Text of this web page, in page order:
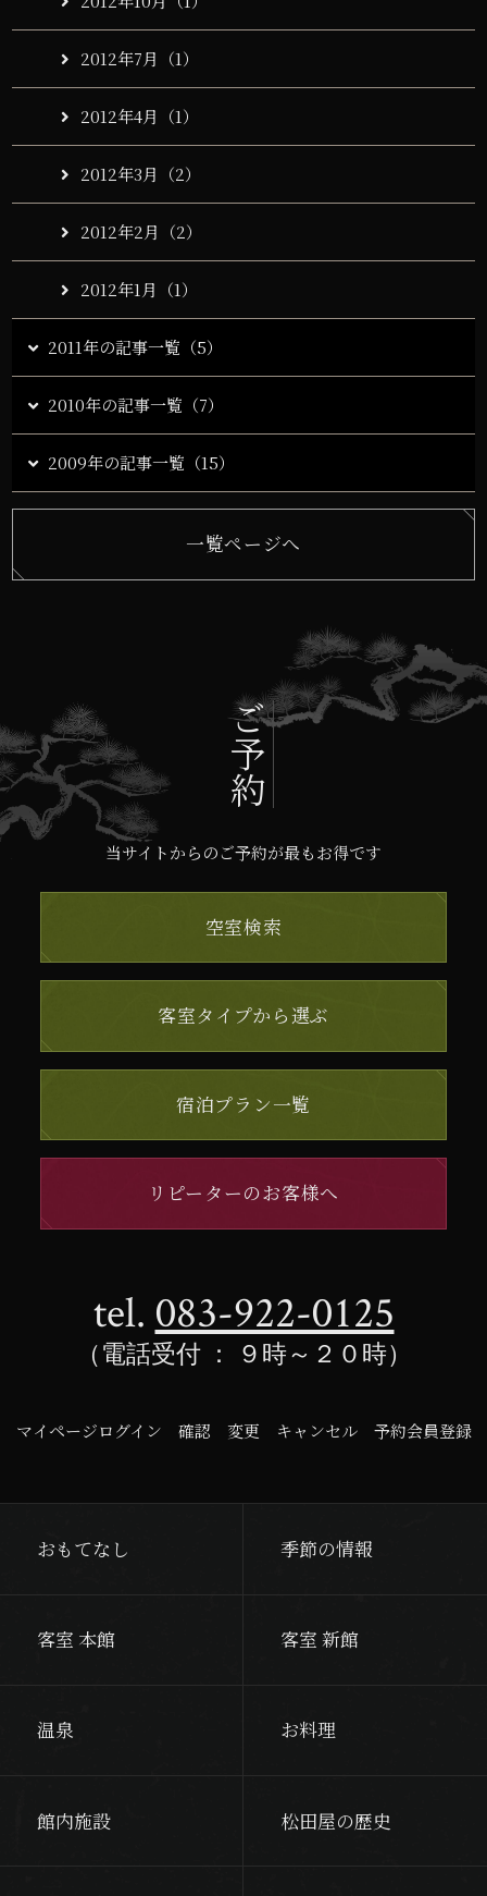
2012年7月（1）
2012年4月（1）
2012年3月（2）
2012年2月（2）
2012年1月（1）
2011年の記事一覧（5）
2010年の記事一覧（7）
2009年の記事一覧（15）
一覧ページへ
ご予約
当サイトからのご予約が最もお得です
空室検索
客室タイプから選ぶ
宿泊プラン一覧
リピーターのお客様へ
tel. 083-922-0125
（電話受付 ： ９時～２０時）
マイページログイン 確認 変更 キャンセル 予約会員登録
おもてなし 季節の情報
客室 本館 客室 新館
温泉 お料理
館内施設 松田屋の歴史